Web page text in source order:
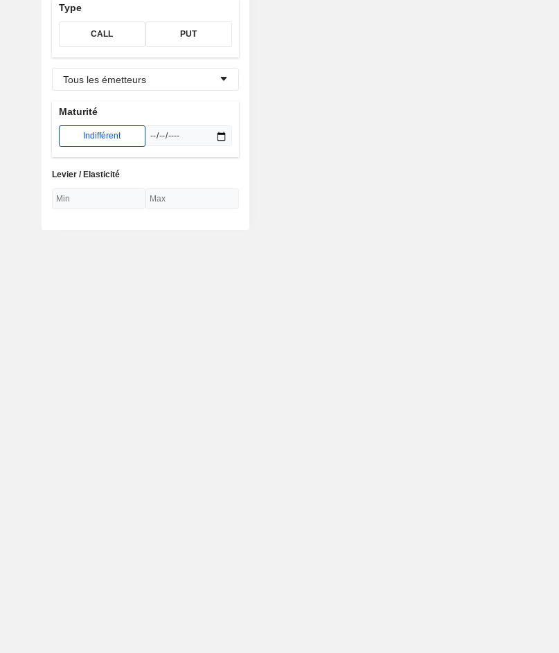
Type
CALL PUT
Tous les émetteurs
Maturité
Indifférent
Levier / Elasticité